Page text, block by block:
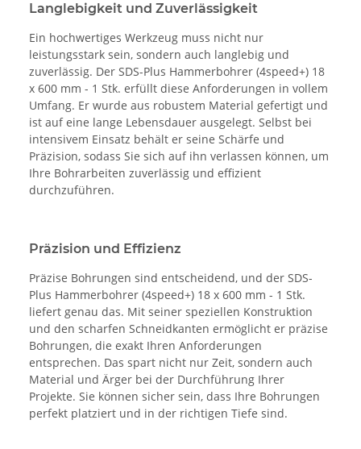
Langlebigkeit und Zuverlässigkeit
Ein hochwertiges Werkzeug muss nicht nur
leistungsstark sein, sondern auch langlebig und
zuverlässig. Der SDS-Plus Hammerbohrer (4speed+) 18
x 600 mm - 1 Stk. erfüllt diese Anforderungen in vollem
Umfang. Er wurde aus robustem Material gefertigt und
ist auf eine lange Lebensdauer ausgelegt. Selbst bei
intensivem Einsatz behält er seine Schärfe und
Präzision, sodass Sie sich auf ihn verlassen können, um
Ihre Bohrarbeiten zuverlässig und effizient
durchzuführen.
Präzision und Effizienz
Präzise Bohrungen sind entscheidend, und der SDS-
Plus Hammerbohrer (4speed+) 18 x 600 mm - 1 Stk.
liefert genau das. Mit seiner speziellen Konstruktion
und den scharfen Schneidkanten ermöglicht er präzise
Bohrungen, die exakt Ihren Anforderungen
entsprechen. Das spart nicht nur Zeit, sondern auch
Material und Ärger bei der Durchführung Ihrer
Projekte. Sie können sicher sein, dass Ihre Bohrungen
perfekt platziert und in der richtigen Tiefe sind.